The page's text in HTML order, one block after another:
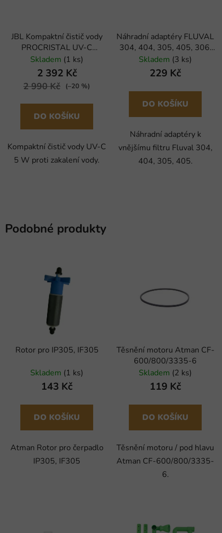
JBL Kompaktní čistič vody
PROCRISTAL UV-C
Compact plus, 5 W (x)
Skladem (1 ks)
2 392 Kč
2 990 Kč (–20 %)
DO KOŠÍKU
Kompaktní čistič vody UV-C
5 W proti zakalení vody.
Náhradní adaptéry FLUVAL
304, 404, 305, 405, 306,
406 (2ks)
Skladem (3 ks)
229 Kč
DO KOŠÍKU
Náhradní adaptéry k
vnějšímu filtru Fluval 304,
404, 305, 405.
Podobné produkty
Rotor pro IP305, IF305
Skladem (1 ks)
143 Kč
DO KOŠÍKU
Atman Rotor pro čerpadlo
IP305, IF305
Těsnění motoru Atman CF-
600/800/3335-6
Skladem (2 ks)
119 Kč
DO KOŠÍKU
Těsnění motoru / pod hlavu
Atman CF-600/800/3335-
6.